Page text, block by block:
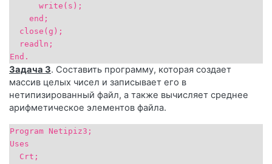
write(s);
end;
close(g);
readln;
End.
Задача 3. Составить программу, которая создает
массив целых чисел и записывает его в
нетипизированный файл, а также вычисляет среднее
арифметическое элементов файла.
Program Netipiz3;
Uses
Crt;